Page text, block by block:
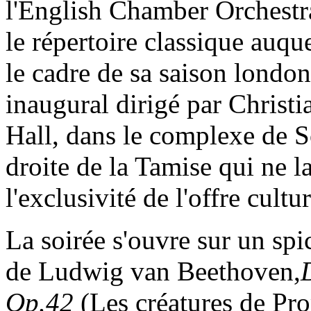
l'English Chamber
le répertoire classique
le cadre de sa saison
inaugural dirigé par
Hall, dans le complexe de
droite de la Tamise qui ne
l'exclusivité de l'offre
La soirée s'ouvre sur un
de Ludwig van Beethoven,
Op.42 (Les créatures de